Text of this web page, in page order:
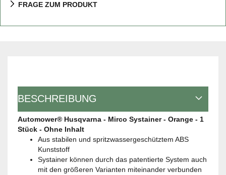
FRAGE ZUM PRODUKT
BESCHREIBUNG
Automower® Husqvarna - Mirco Systainer - Orange - 1
Stück - Ohne Inhalt
Aus stabilen und spritzwassergeschütztem ABS
Kunststoff
Systainer können durch das patentierte System auch
mit den größeren Varianten miteinander verbunden